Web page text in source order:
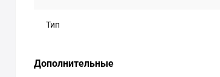
Тип
Дополнительные